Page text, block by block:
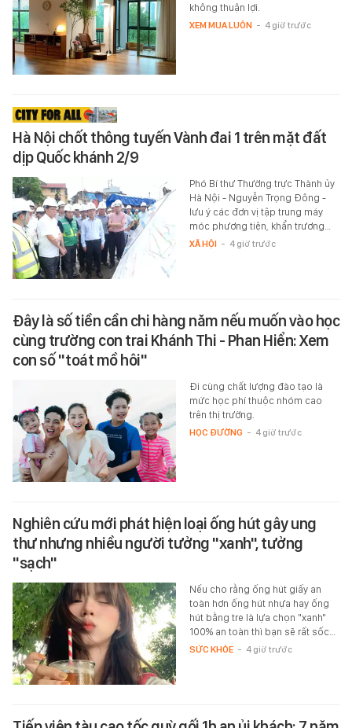
không thuận lợi.
XEM MUA LUÔN - 4 giờ trước
Hà Nội chốt thông tuyến Vành đai 1 trên mặt đất
dịp Quốc khánh 2/9
Phó Bí thư Thường trực Thành ủy
Hà Nội - Nguyễn Trọng Đông -
lưu ý các đơn vị tập trung máy
móc phương tiện, khẩn trương…
XÃ HỘI - 4 giờ trước
Đây là số tiền cần chi hàng năm nếu muốn vào học
cùng trường con trai Khánh Thi - Phan Hiển: Xem
con số "toát mồ hôi"
Đi cùng chất lượng đào tạo là
mức học phí thuộc nhóm cao
trên thị trường.
HỌC ĐƯỜNG - 4 giờ trước
Nghiên cứu mới phát hiện loại ống hút gây ung
thư nhưng nhiều người tưởng "xanh", tưởng
"sạch"
Nếu cho rằng ống hút giấy an
toàn hơn ống hút nhựa hay ống
hút bằng tre là lựa chọn "xanh"
100% an toàn thì bạn sẽ rất sốc…
SỨC KHỎE - 4 giờ trước